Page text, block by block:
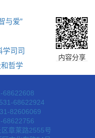
与爱”
学司司
哲学
内容分享
68622608
68622924
82606069
68622756
章莱路2555号